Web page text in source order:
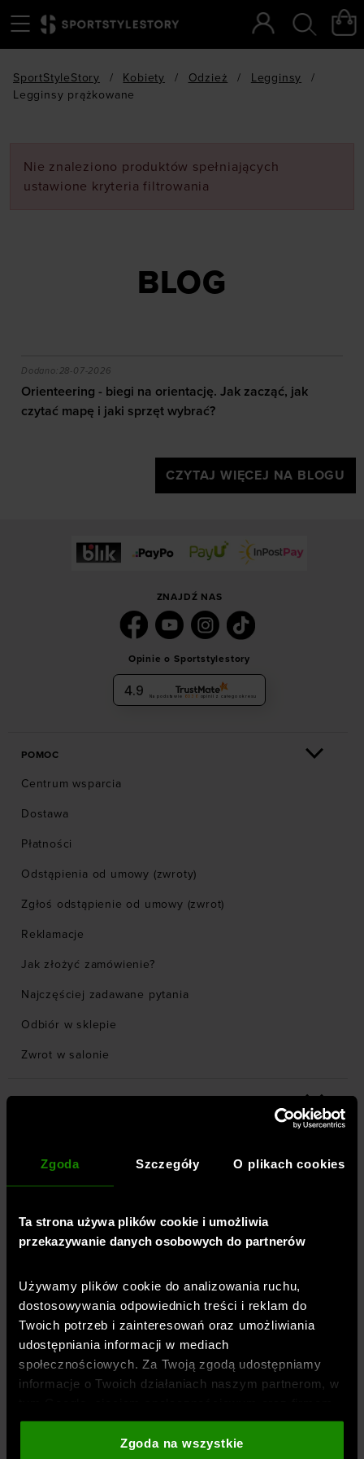
Zgoda Szczegóły O plikach cookies
Ta strona używa plików cookie i umożliwia
przekazywanie danych osobowych do partnerów
Używamy plików cookie do analizowania ruchu,
dostosowywania odpowiednich treści i reklam do
Twoich potrzeb i zainteresowań oraz umożliwiania
udostępniania informacji w mediach
społecznościowych. Za Twoją zgodą udostępniamy
informacje o Twoich działaniach naszym partnerom, w
zajmującym się reklamą i analityką internetową. Nasi
partnerzy mogą łączyć te informacje z innymi, które
Zgoda na wszystkie
SportStyleStory / Kobiety / Odzież / Legginsy
/
Legginsy prążkowane
Nie znaleziono produktów spełniających
ustawione kryteria filtrowania
BLOG
efekty daje trening?
Orienteering - biegi na orientację. Jak zacząć, jak
Dodano:28-07-2026
Orienteering - biegi na orientację. Jak zacząć, jak
czytać mapę i jaki sprzęt wybrać?
CZYTAJ WIĘCEJ NA BLOGU
ZNAJDŹ NAS
Opinie o Sportstylestory
4.9 Na podstawie 6036 opinii z całego okresu
POMOC
Centrum wsparcia
Dostawa
Płatności
Odstąpienia od umowy (zwroty)
Zgłoś odstąpienie od umowy (zwrot)
Reklamacje
Jak złożyć zamówienie?
Najczęściej zadawane pytania
Odbiór w sklepie
Zwrot w salonie
Informacja o zmianie Regulaminu
Polityka prywatności
Inne regulaminy
Informacja dotycząca sankcji
Hosting
Zasady publikowania i weryfikacji opinii
Dostępność cyfrowa
PRZEWODNIK